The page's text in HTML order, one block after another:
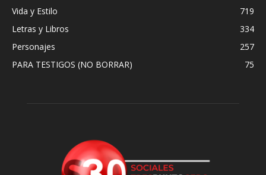
Vida y Estilo
719
Letras y Libros
334
Personajes
257
PARA TESTIGOS (NO BORRAR)
75